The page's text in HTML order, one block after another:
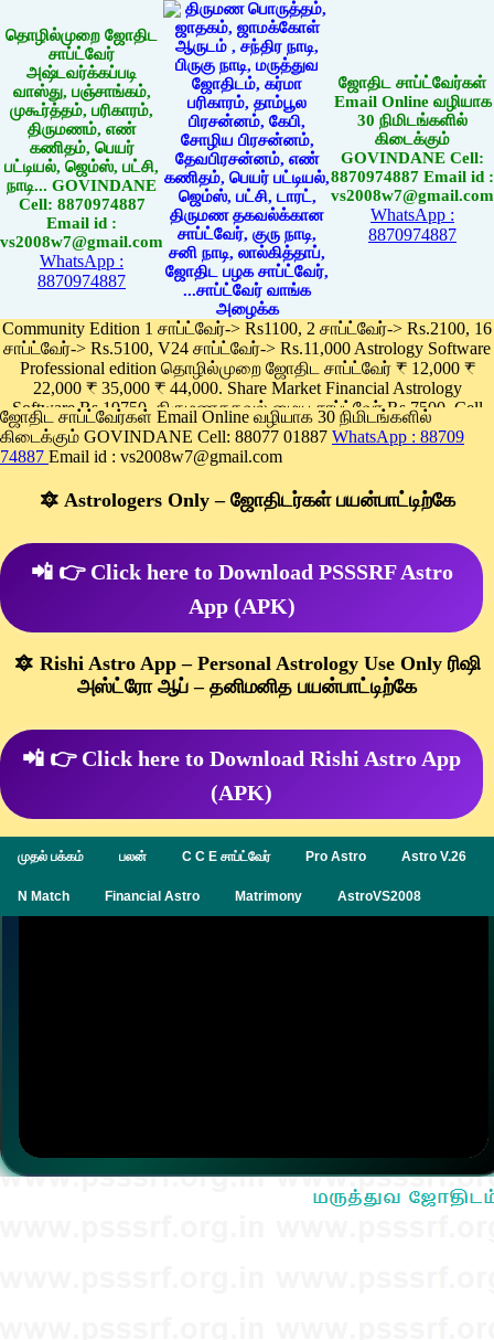
தொழில்முறை ஜோதிட
சாப்ட்வேர்
அஷ்டவர்க்கப்படி
வாஸ்து, பஞ்சாங்கம்,
முகூர்த்தம், பரிகாரம்,
திருமணம், எண்
கணிதம், பெயர்
பட்டியல், ஜெம்ஸ், பட்சி,
நாடி... GOVINDANE
Cell: 8870974887
Email id :
vs2008w7@gmail.com
WhatsApp :
8870974887
ஜோதிட சாப்ட்வேர்கள்
Email Online வழியாக
30 நிமிடங்களில்
கிடைக்கும்
GOVINDANE Cell:
8870974887 Email id :
vs2008w7@gmail.com
WhatsApp :
8870974887
Community Edition 1 சாப்ட்வேர்-> Rs1100, 2 சாப்ட்வேர்-> Rs.2100, 16
சாப்ட்வேர்-> Rs.5100, V24 சாப்ட்வேர்-> Rs.11,000 Astrology Software
Professional edition தொழில்முறை ஜோதிட சாப்ட்வேர் ₹ 12,000 ₹
22,000 ₹ 35,000 ₹ 44,000. Share Market Financial Astrology
Software Rs.19750, திருமணதகவல் மைய சாப்ட்வேர் Rs.7500, Cell
Phone App Rs. 1100
Pay online
ஜோதிட சாப்ட்வேர்கள் Email Online வழியாக 30 நிமிடங்களில்
கிடைக்கும் GOVINDANE Cell: 88077 01887 WhatsApp : 88709
74887 Email id : vs2008w7@gmail.com
🔯 Astrologers Only – ஜோதிடர்கள் பயன்பாட்டிற்கே
📲 👉 Click here to Download PSSSRF Astro
App (APK)
🔯 Rishi Astro App – Personal Astrology Use Only ரிஷி
அஸ்ட்ரோ ஆப் – தனிமனித பயன்பாட்டிற்கே
📲 👉 Click here to Download Rishi Astro App
(APK)
முதல் பக்கம் பலன் C C E சாப்ட்வேர் Pro Astro Astro V.26
N Match Financial Astro Matrimony AstroVS2008